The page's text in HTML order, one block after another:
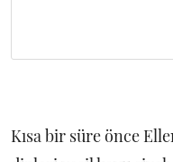
Kısa bir süre önce